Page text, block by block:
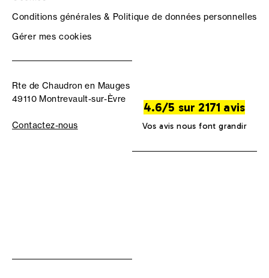
Conditions générales & Politique de données personnelles
Gérer mes cookies
Rte de Chaudron en Mauges
49110 Montrevault-sur-Èvre
Contactez-nous
4.6/5 sur 2171 avis
Vos avis nous font grandir